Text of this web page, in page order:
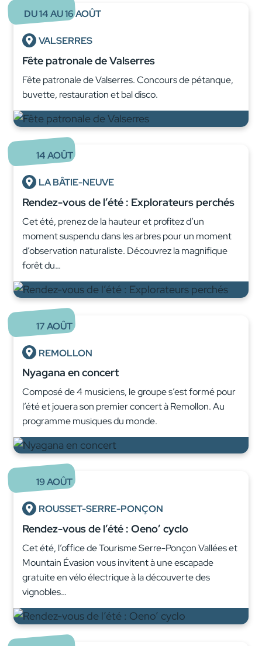
DU14AU16AOÛT
VALSERRES
Fête patronale de Valserres
Fête patronale de Valserres. Concours de pétanque,
buvette, restauration et bal disco.
14AOÛT
LA BÂTIE-NEUVE
Rendez-vous de l’été : Explorateurs perchés
Cet été, prenez de la hauteur et profitez d’un
moment suspendu dans les arbres pour un moment
d’observation naturaliste. Découvrez la magnifique
forêt du…
17AOÛT
REMOLLON
Nyagana en concert
Composé de 4 musiciens, le groupe s’est formé pour
l’été et jouera son premier concert à Remollon. Au
programme musiques du monde.
19AOÛT
ROUSSET-SERRE-PONÇON
Rendez-vous de l’été : Oeno’ cyclo
Cet été, l’office de Tourisme Serre-Ponçon Vallées et
Mountain Évasion vous invitent à une escapade
gratuite en vélo électrique à la découverte des
vignobles…